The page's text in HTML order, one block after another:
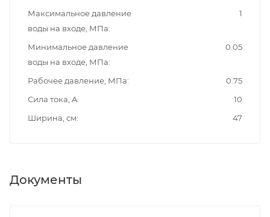
Максимальное давление
воды на входе, МПа
1
Минимальное давление
воды на входе, МПа
0.05
Рабочее давление, МПа
0.75
Сила тока, A
10
Ширина, см
47
Документы